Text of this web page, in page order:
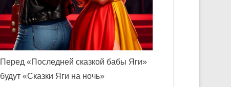
Перед «Последней сказкой бабы Яги»
будут «Сказки Яги на ночь»